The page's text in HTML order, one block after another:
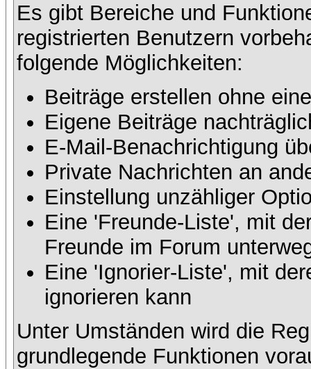
Es gibt Bereiche und
registrierten Benutzern
folgende Möglichkeiten:
Beiträge erstellen ohne
Eigene Beiträge
E-Mail-Benachrichtigung
Private Nachrichten an
Einstellung unzähliger
Eine 'Freunde-Liste', mit
Freunde im Forum
Eine 'Ignorier-Liste', mit
ignorieren kann
Unter Umständen wird die
grundlegende Funktionen